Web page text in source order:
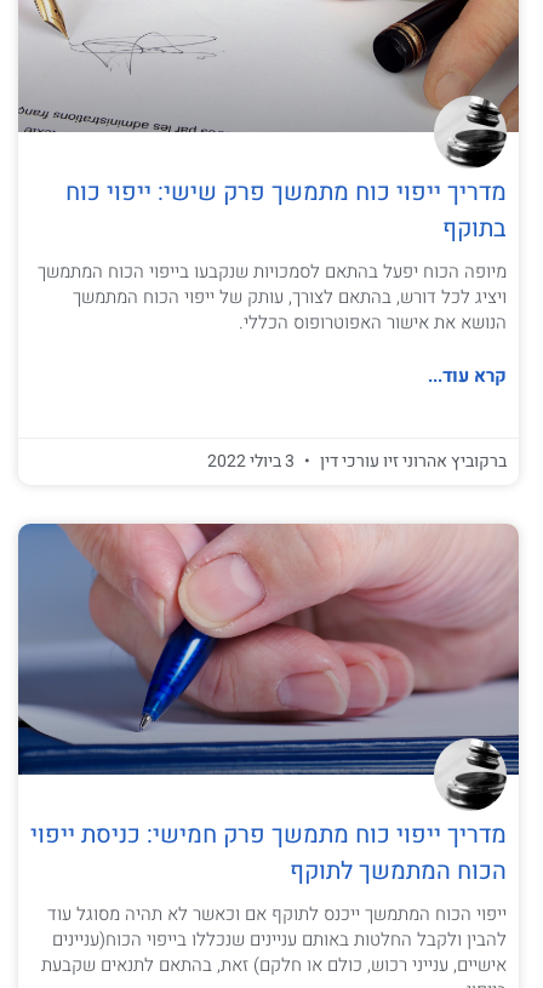
מדריך ייפוי כוח מתמשך פרק שישי: ייפוי כוח
בתוקף
מיופה הכוח יפעל בהתאם לסמכויות שנקבעו בייפוי הכוח המתמשך
ויציג לכל דורש, בהתאם לצורך, עותק של ייפוי הכוח המתמשך
הנושא את אישור האפוטרופוס הכללי.
קרא עוד...
ברקוביץ אהרוני זיו עורכי דין
מדריך ייפוי כוח מתמשך פרק חמישי: כניסת ייפוי
הכוח המתמשך לתוקף
ייפוי הכוח המתמשך ייכנס לתוקף אם וכאשר לא תהיה מסוגל עוד
להבין ולקבל החלטות באותם עניינים שנכללו בייפוי הכוח(עניינים
אישיים, ענייני רכוש, כולם או חלקם) זאת, בהתאם לתנאים שקבעת